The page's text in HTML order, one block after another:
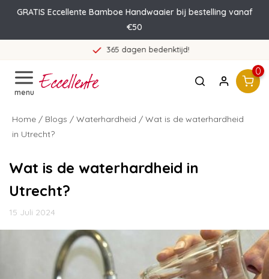
GRATIS Eccellente Bamboe Handwaaier bij bestelling vanaf
€50
365 dagen bedenktijd!
menu
0
Home / Blogs / Waterhardheid / Wat is de waterhardheid
in Utrecht?
Wat is de waterhardheid in
Utrecht?
15 Juli 2024